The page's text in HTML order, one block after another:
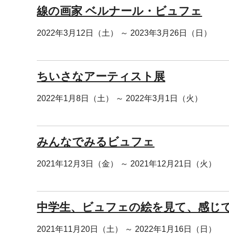
線の画家 ベルナール・ビュフェ
2022年3月12日（土） ～ 2023年3月26日（日）
ちいさなアーティスト展
2022年1月8日（土） ～ 2022年3月1日（火）
みんなでみるビュフェ
2021年12月3日（金） ～ 2021年12月21日（火）
中学生、ビュフェの絵を見て、感じ
2021年11月20日（土） ～ 2022年1月16日（日）